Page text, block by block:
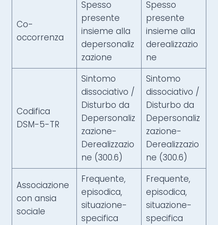
Co-
occorrenza
Spesso
presente
insieme alla
depersonaliz
zazione
Spesso
presente
insieme alla
derealizzazio
ne
Codifica
DSM-5-TR
Sintomo
dissociativo /
Disturbo da
Depersonaliz
zazione-
Derealizzazio
ne (300.6)
Sintomo
dissociativo /
Disturbo da
Depersonaliz
zazione-
Derealizzazio
ne (300.6)
Associazione
con ansia
sociale
Frequente,
episodica,
situazione-
specifica
Frequente,
episodica,
situazione-
specifica